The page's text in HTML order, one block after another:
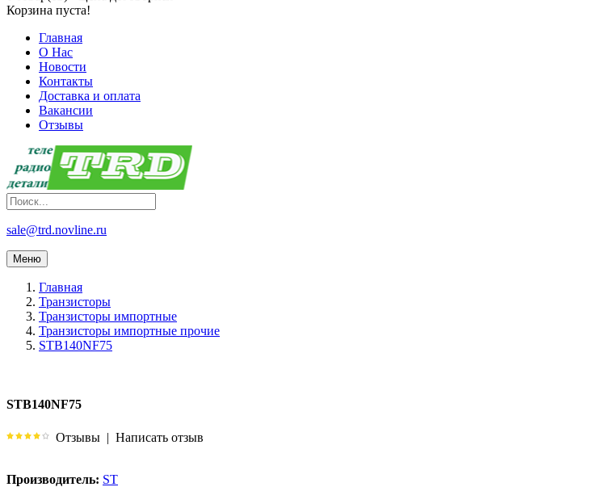
Корзина пуста!
Главная
О Нас
Новости
Контакты
Доставка и оплата
Вакансии
Отзывы
sale@trd.novline.ru
Меню
Главная
Транзисторы
Транзисторы импортные
Транзисторы импортные прочие
STB140NF75
STB140NF75
Отзывы | Написать отзыв
Производитель: ST